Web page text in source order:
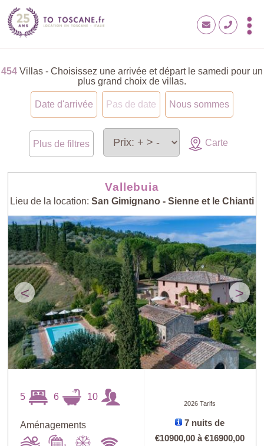
454Villas - Choisissez une arrivée et départ le samedi pour un
plus grand choix de villas.
Date d'arrivée Pas de date Nous sommes
Plus de filtres Carte
Vallebuia
Lieu de la location: San Gimignano - Sienne et le Chianti
< >
5 6 10
Aménagements
2026 Tarifs
7 nuits de
€10900,00 à€16900,00